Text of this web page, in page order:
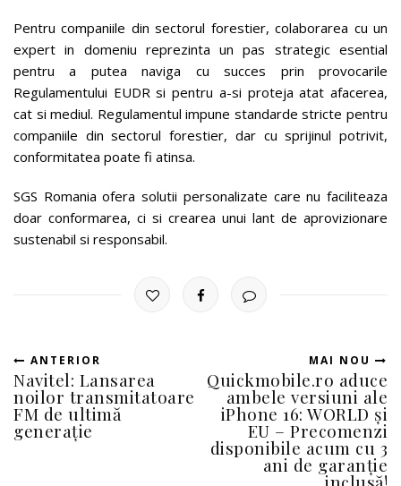
Pentru companiile din sectorul forestier, colaborarea cu un
expert in domeniu reprezinta un pas strategic esential
pentru a putea naviga cu succes prin provocarile
Regulamentului EUDR si pentru a-si proteja atat afacerea,
cat si mediul. Regulamentul impune standarde stricte pentru
companiile din sectorul forestier, dar cu sprijinul potrivit,
conformitatea poate fi atinsa.
SGS Romania ofera solutii personalizate care nu faciliteaza
doar conformarea, ci si crearea unui lant de aprovizionare
sustenabil si responsabil.
ANTERIOR
Navitel: Lansarea
noilor transmitatoare
FM de ultimă
generație
MAI NOU
Quickmobile.ro aduce
ambele versiuni ale
iPhone 16: WORLD și
EU – Precomenzi
disponibile acum cu 3
ani de garanție
inclusă!